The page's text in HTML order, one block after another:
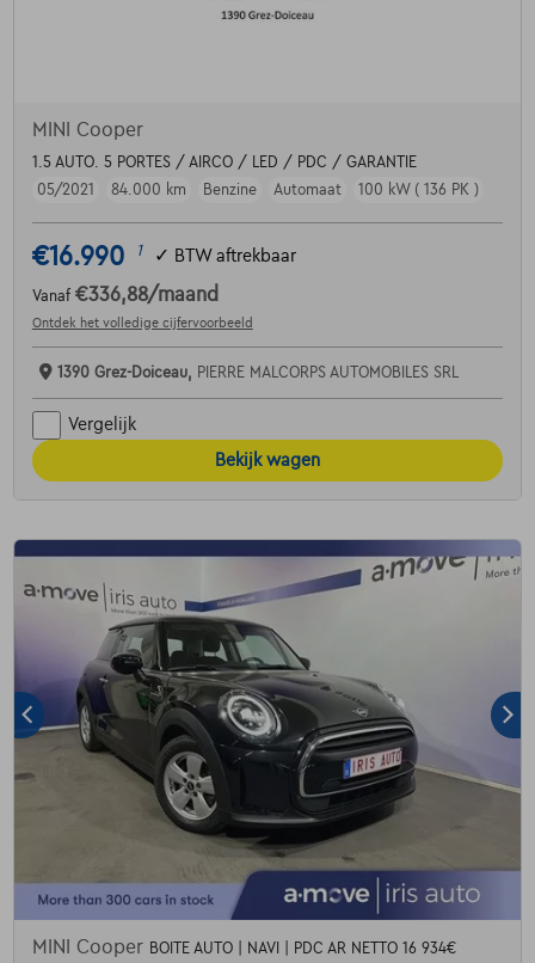
MINI Cooper
1.5 AUTO. 5 PORTES / AIRCO / LED / PDC / GARANTIE
05/2021
84.000 km Benzine Automaat 100 kW ( 136 PK )
€16.990 1 ✓ BTW aftrekbaar
Vanaf €336,88/maand
Ontdek het volledige cijfervoorbeeld
1390 Grez-Doiceau, PIERRE MALCORPS AUTOMOBILES SRL
Vergelijk
Bekijk wagen
MINI Cooper BOITE AUTO | NAVI | PDC AR NETTO 16 934€